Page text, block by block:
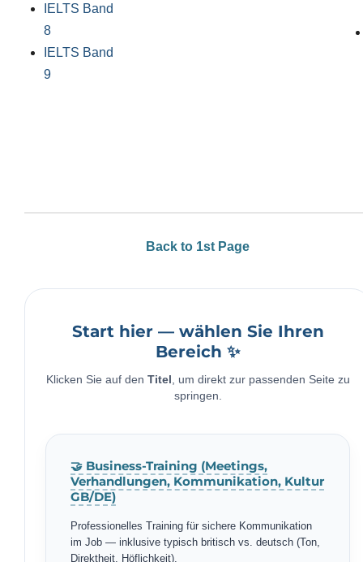
IELTS Band
8
IELTS Band
9
Back to 1st Page
Start hier — wählen Sie Ihren
Bereich ✨
Klicken Sie auf den Titel
, um direkt zur passenden Seite zu
springen.
🤝 Business-Training (Meetings,
Verhandlungen, Kommunikation, Kultur
GB/DE)
Professionelles Training für sichere Kommunikation
im Job — inklusive typisch britisch vs. deutsch (Ton,
Direktheit, Höflichkeit).